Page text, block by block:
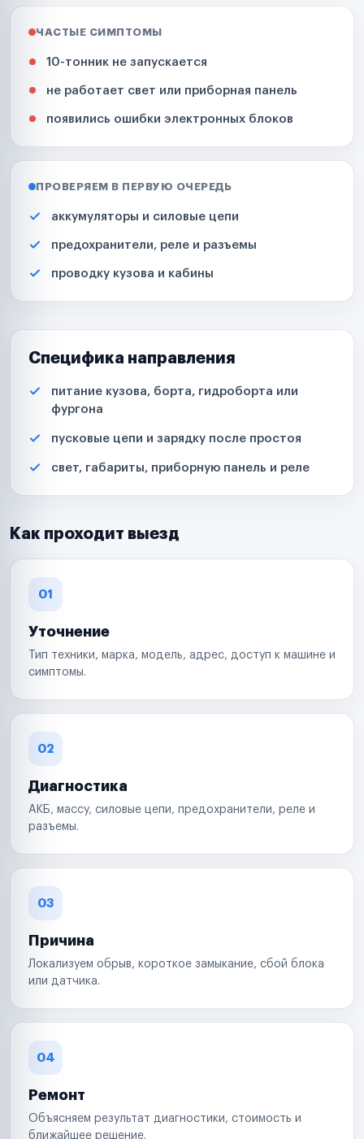
ЧАСТЫЕ СИМПТОМЫ
10-тонник не запускается
не работает свет или приборная панель
появились ошибки электронных блоков
ПРОВЕРЯЕМ В ПЕРВУЮ ОЧЕРЕДЬ
аккумуляторы и силовые цепи
предохранители, реле и разъемы
проводку кузова и кабины
Специфика направления
питание кузова, борта, гидроборта или
фургона
пусковые цепи и зарядку после простоя
свет, габариты, приборную панель и реле
Как проходит выезд
01
Уточнение
Тип техники, марка, модель, адрес, доступ к машине и
симптомы.
02
Диагностика
АКБ, массу, силовые цепи, предохранители, реле и
разъемы.
03
Причина
Локализуем обрыв, короткое замыкание, сбой блока
или датчика.
04
Ремонт
Объясняем результат диагностики, стоимость и
ближайшее решение.